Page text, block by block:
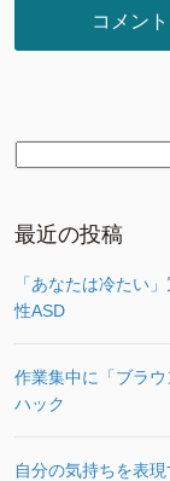
最近の投稿
「あなたは冷たい
性ASD
作業集中に「ブラ
ハック
自分の気持ちを表